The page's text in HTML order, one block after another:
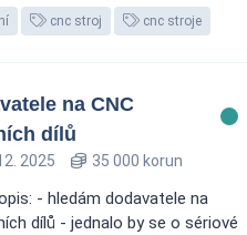
cnc stroj cnc stroje
na CNC
dílů
2025 35 000 korun
- hledám dodavatele na
dílů - jednalo by se o sériové